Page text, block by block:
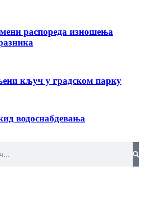
распореда изношења
кључ у градском парку
водоснабдевања